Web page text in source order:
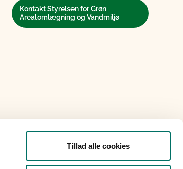
Tillad alle cookies
Kontakt Styrelsen for Grøn
Arealomlægning og Vandmiljø